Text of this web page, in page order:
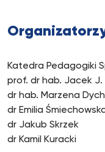
Katedra Pedagogiki
prof. dr hab. Jacek J.
dr hab. Marzena
dr Emilia
dr Jakub Skrzek
dr Kamil Kuracki